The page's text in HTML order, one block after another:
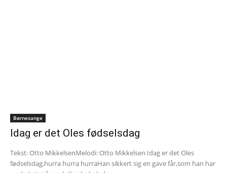
Børnesange
Idag er det Oles fødselsdag
Tekst: Otto MikkelsenMelodi: Otto Mikkelsen Idag er det Oles
fødselsdag,hurra hurra hurraHan sikkert sig en gave får,som han har